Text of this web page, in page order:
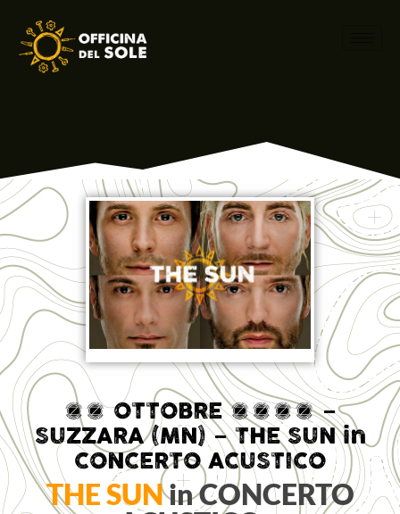
14 OTTOBRE 2016 –
SUZZARA (MN) – THE SUN in
CONCERTO ACUSTICO
THE SUNin CONCERTO